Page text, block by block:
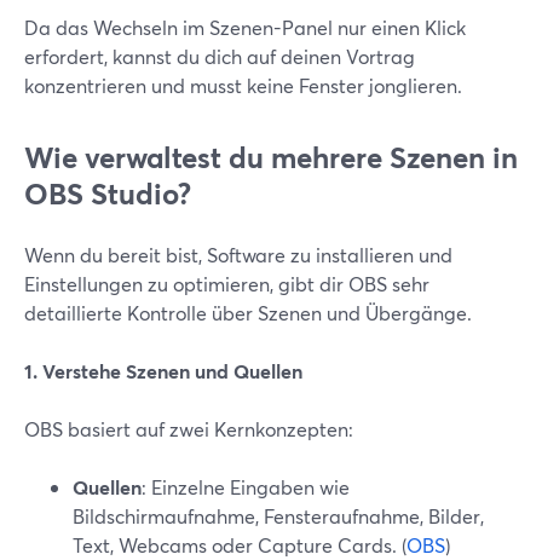
Da das Wechseln im Szenen-Panel nur einen Klick
erfordert, kannst du dich auf deinen Vortrag
konzentrieren und musst keine Fenster jonglieren.
Wie verwaltest du mehrere Szenen in
OBS Studio?
Wenn du bereit bist, Software zu installieren und
Einstellungen zu optimieren, gibt dir OBS sehr
detaillierte Kontrolle über Szenen und Übergänge.
1. Verstehe Szenen und Quellen
OBS basiert auf zwei Kernkonzepten:
Quellen: Einzelne Eingaben wie
Bildschirmaufnahme, Fensteraufnahme, Bilder,
Text, Webcams oder Capture Cards. (OBS)